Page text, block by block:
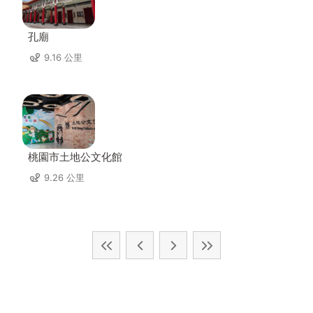
孔廟
9.16 公里
桃園市土地公文化館
9.26 公里